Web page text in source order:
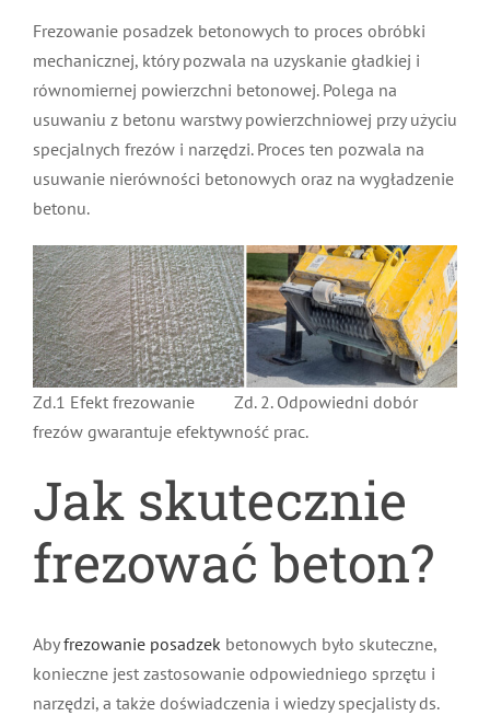
Frezowanie posadzek betonowych to proces obróbki
mechanicznej, który pozwala na uzyskanie gładkiej i
równomiernej powierzchni betonowej. Polega na
usuwaniu z betonu warstwy powierzchniowej przy użyciu
specjalnych frezów i narzędzi. Proces ten pozwala na
usuwanie nierówności betonowych oraz na wygładzenie
betonu.
Zd.1 Efekt frezowanie Zd. 2. Odpowiedni dobór
frezów gwarantuje efektywność prac.
Jak skutecznie
frezować beton?
Abyfrezowanie posadzek betonowych było skuteczne,
konieczne jest zastosowanie odpowiedniego sprzętu i
narzędzi, a także doświadczenia i wiedzy specjalisty ds.